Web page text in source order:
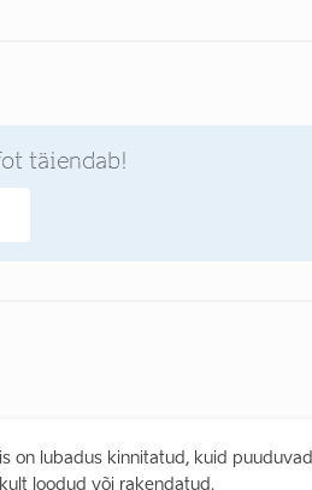
täiendab!
on lubadus kinnitatud, kuid puuduvad
loodud või rakendatud.